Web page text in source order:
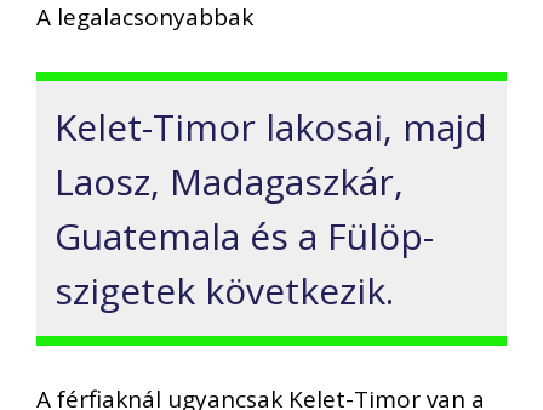
A legalacsonyabbak
Kelet-Timor lakosai, majd
Laosz, Madagaszkár,
Guatemala és a Fülöp-
szigetek következik.
A férfiaknál ugyancsak Kelet-Timor van a